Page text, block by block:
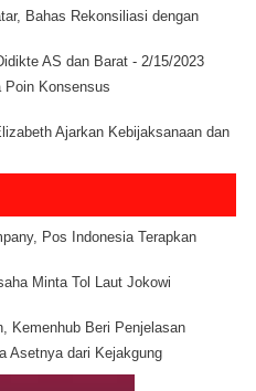
Bahas Rekonsiliasi dengan
AS dan Barat - 2/15/2023
Poin Konsensus
Ajarkan Kebijaksanaan dan
Pos Indonesia Terapkan
Minta Tol Laut Jokowi
Kemenhub Beri Penjelasan
Asetnya dari Kejakgung